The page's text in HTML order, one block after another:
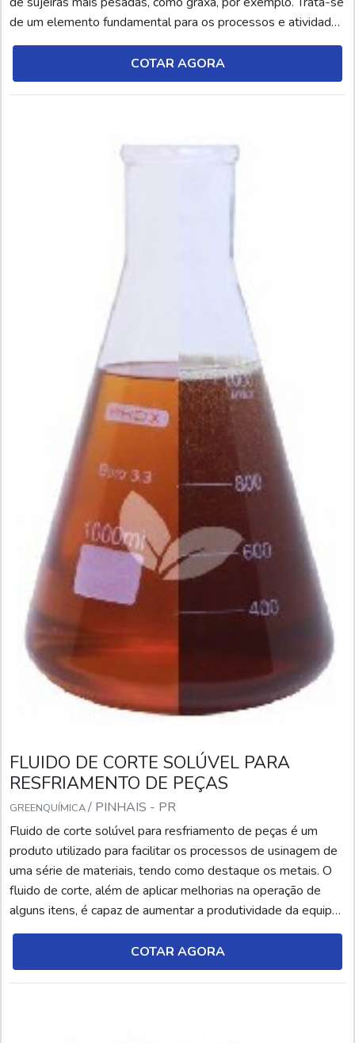
de um elemento fundamental para os processos e atividades
relacionadas à soldagem. O antirrespingo de solda, por sua
vez, é um produto químico (líquido ou aerossol), desenvolvido
por meio de agentes anti...
COTAR AGORA
FLUIDO DE CORTE SOLÚVEL PARA
RESFRIAMENTO DE PEÇAS
GREENQUÍMICA/ PINHAIS - PR
Fluido de corte solúvel para resfriamento de peças é um
produto utilizado para facilitar os processos de usinagem de
uma série de materiais, tendo como destaque os metais. O
fluido de corte, além de aplicar melhorias na operação de
alguns itens, é capaz de aumentar a produtividade da equipe
e tornar o ambiente de trabalho mais organizado e
higienizado. No entanto, é fundamental conhecer cada tipo de
fluido de corte e suas respectivas ap...
COTAR AGORA